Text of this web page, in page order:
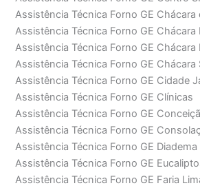
Assistência Técnica Forno GE Chácara
Assistência Técnica Forno GE Chácara
Assistência Técnica Forno GE Chácara
Assistência Técnica Forno GE
Assistência Técnica Forno GE Cidade
Assistência Técnica Forno GE Clínicas
Assistência Técnica Forno GE
Assistência Técnica Forno GE
Assistência Técnica Forno GE Diadema
Assistência Técnica Forno GE
Assistência Técnica Forno GE Faria